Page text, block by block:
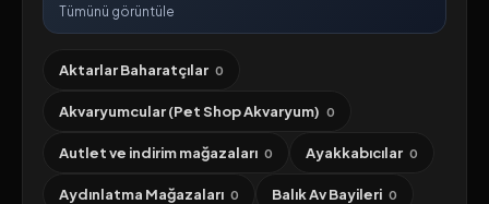
Tümünü görüntüle
Aktarlar Baharatçılar 0
Akvaryumcular (Pet Shop Akvaryum) 0
Autlet ve indirim mağazaları 0 Ayakkabıcılar 0
Aydınlatma Mağazaları 0 Balık Av Bayileri 0